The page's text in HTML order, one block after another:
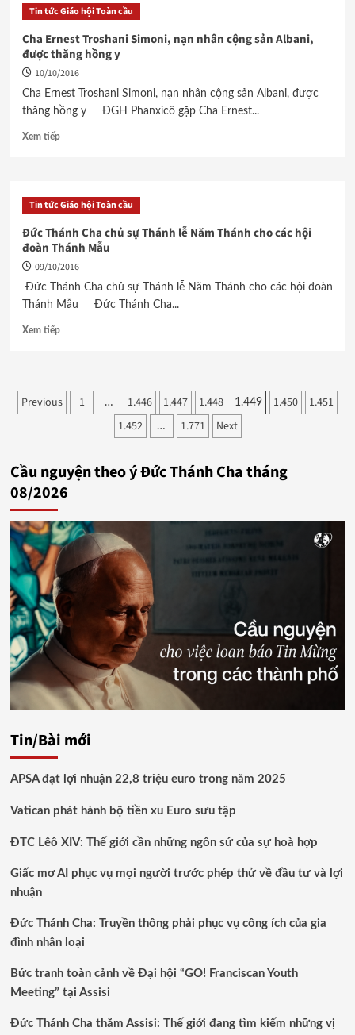
Tin tức Giáo hội Toàn cầu
Cha Ernest Troshani Simoni, nạn nhân cộng sản Albani,
được thăng hồng y
10/10/2016
Cha Ernest Troshani Simoni, nạn nhân cộng sản Albani, được
thăng hồng y ĐGH Phanxicô gặp Cha Ernest...
Xem tiếp
Tin tức Giáo hội Toàn cầu
Đức Thánh Cha chủ sự Thánh lễ Năm Thánh cho các hội
đoàn Thánh Mẫu
09/10/2016
Đức Thánh Cha chủ sự Thánh lễ Năm Thánh cho các hội đoàn
Thánh Mẫu Đức Thánh Cha...
Xem tiếp
Phân
bài
viết
Previous 1 … 1.446 1.447 1.448 1.449 1.450
1.451
1.452
… 1.771 Next
Cầu nguyện theo ý Đức Thánh Cha tháng
08/2026
Tin/Bài mới
APSA đạt lợi nhuận 22,8 triệu euro trong năm 2025
Vatican phát hành bộ tiền xu Euro sưu tập
ĐTC Lêô XIV: Thế giới cần những ngôn sứ của sự hoà hợp
Giấc mơ AI phục vụ mọi người trước phép thử về đầu tư và lợi
nhuận
Đức Thánh Cha: Truyền thông phải phục vụ công ích của gia
đình nhân loại
Bức tranh toàn cảnh về Đại hội “GO! Franciscan Youth
Meeting” tại Assisi
Đức Thánh Cha thăm Assisi: Thế giới đang tìm kiếm những vị